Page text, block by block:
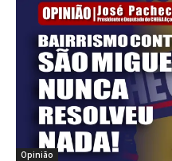
Opinião